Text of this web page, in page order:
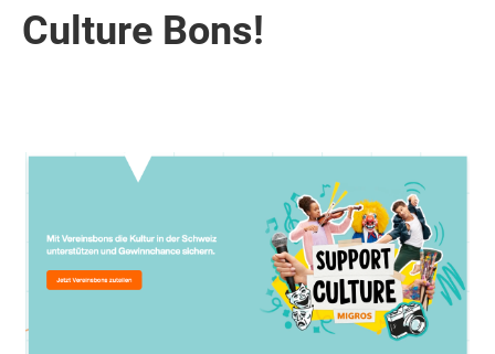
Culture Bons!